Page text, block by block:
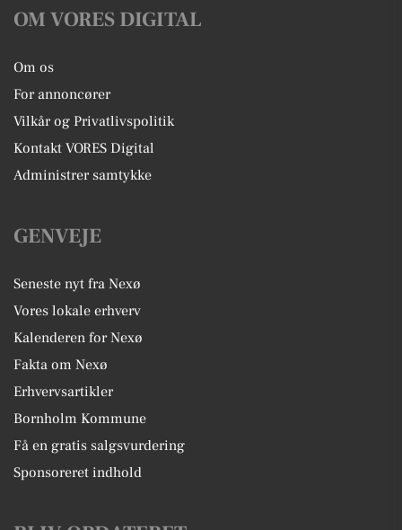
OM VORES DIGITAL
Om os
For annoncører
Vilkår og Privatlivspolitik
Kontakt VORES Digital
Administrer samtykke
GENVEJE
Seneste nyt fra Nexø
Vores lokale erhverv
Kalenderen for Nexø
Fakta om Nexø
Erhvervsartikler
Bornholm Kommune
Få en gratis salgsvurdering
Sponsoreret indhold